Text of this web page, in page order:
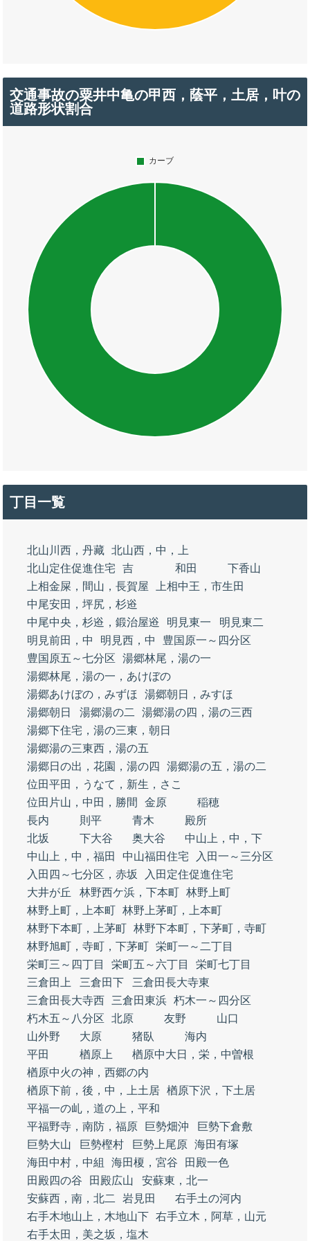
交通事故の粟井中亀の甲西，蔭平，土居，叶の
道路形状割合
丁目一覧
北山川西，丹藏 北山西，中，上
北山定住促進住宅
吉 和田
下香山
上相金屎，間山，長賀屋
上相中王，市生田
中尾安田，坪尻，杉逧
中尾中央，杉逧，鍛治屋逧
明見東一
明見東二
明見前田，中
明見西，中
豊国原一～四分区
豊国原五～七分区
湯郷林尾，湯の一
湯郷林尾，湯の一，あけぼの
湯郷あけぼの，みずほ
湯郷朝日，みすほ
湯郷朝日
湯郷湯の二
湯郷湯の四，湯の三西
湯郷下住宅，湯の三東，朝日
湯郷湯の三東西，湯の五
湯郷日の出，花園，湯の四
湯郷湯の五，湯の二
位田平田，うなて，新生，さこ
位田片山，中田，勝間
金原
稲穂
長内
則平 青木
殿所
北坂
下大谷 奥大谷
中山上，中，下
中山上，中，福田
中山福田住宅
入田一～三分区
入田四～七分区，赤坂
入田定住促進住宅
大井が丘
林野西ケ浜，下本町 林野上町
林野上町，上本町 林野上茅町，上本町
林野下本町，上茅町 林野下本町，下茅町，寺町
林野旭町，寺町，下茅町 栄町一～二丁目
栄町三～四丁目
栄町五～六丁目
栄町七丁目
三倉田上
三倉田下
三倉田長大寺東
三倉田長大寺西
三倉田東浜 朽木一～四分区
朽木五～八分区
北原 友野
山口
山外野
大原 猪臥
海内
平田
楢原上
楢原中大日，栄，中曽根
楢原中火の神，西郷の内
楢原下前，後，中，上土居 楢原下沢，下土居
平福一の乢，道の上，平和
平福野寺，南防，福原
巨勢畑沖
巨勢下倉敷
巨勢大山
巨勢樫村 巨勢上尾原 海田有塚
海田中村，中組
海田榎，宮谷
田殿一色
田殿四の谷
田殿広山
安蘇東，北一
安蘇西，南，北二
岩見田
右手土の河内
右手木地山上，木地山下 右手立木，阿草，山元
右手太田，美之坂，塩木